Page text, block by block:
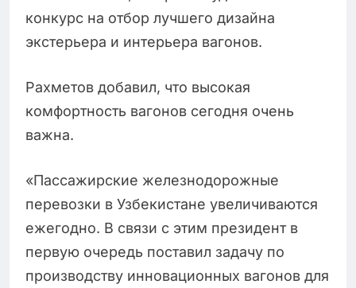
конкурс на отбор лучшего дизайна
экстерьера и интерьера вагонов.
Рахметов добавил, что высокая
комфортность вагонов сегодня очень
важна.
«Пассажирские железнодорожные
перевозки в Узбекистане увеличиваются
ежегодно. В связи с этим президент в
первую очередь поставил задачу по
производству инновационных вагонов для